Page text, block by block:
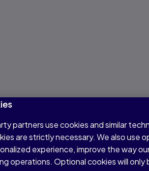
partners use cookies and similar
are strictly necessary. We also use
experience, improve the way
operations. Optional cookies will only